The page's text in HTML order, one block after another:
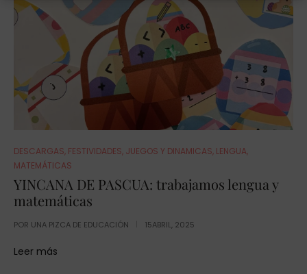
DESCARGAS, FESTIVIDADES, JUEGOS Y DINAMICAS, LENGUA,
MATEMÁTICAS
YINCANA DE PASCUA: trabajamos lengua y
matemáticas
POR UNA PIZCA DE EDUCACIÓN 15ABRIL, 2025
Leer más